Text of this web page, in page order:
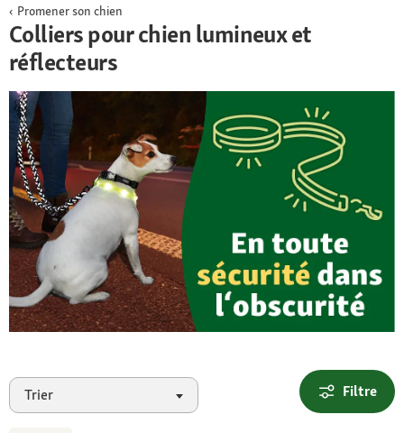
Promener son chien
Colliers pour chien lumineux et
réflecteurs
Trier Filtre